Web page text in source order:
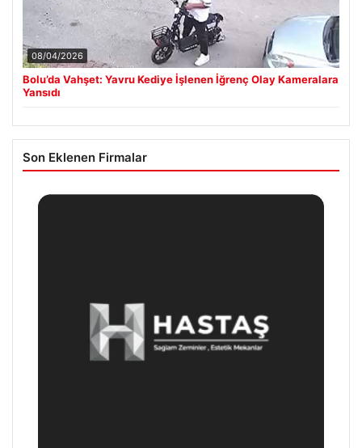
08/04/2026
Bolu’da Vahşet: Yavru Kediye İşlenen İğrenç Olay Kameralara
Yansıdı
Son Eklenen Firmalar